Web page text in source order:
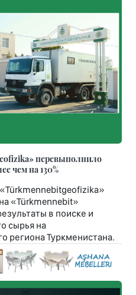
перевыполнило
чем на 130%
«Türkmennebit»
в поиске и
сырья на
региона Туркменистана.